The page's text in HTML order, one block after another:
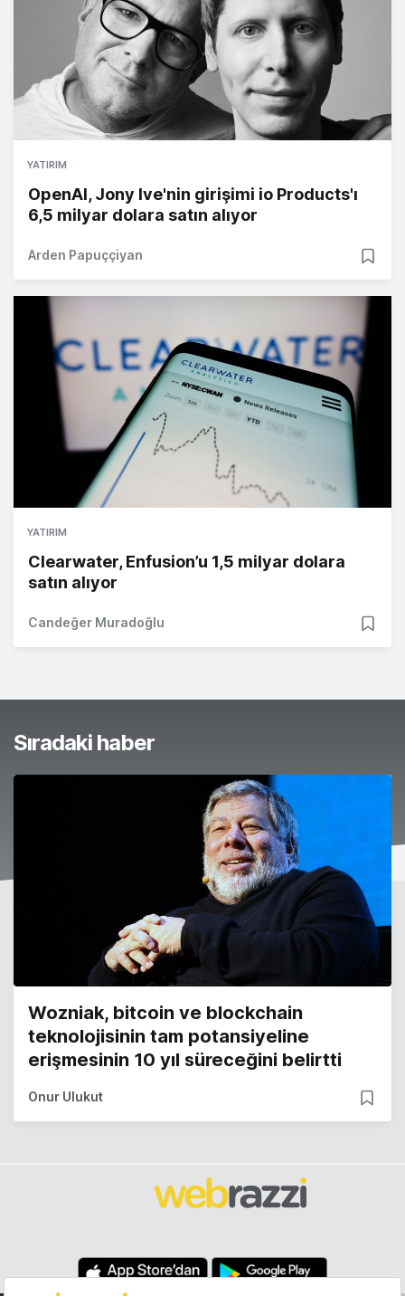
YATIRIM
OpenAI, Jony Ive'nin girişimi io Products'ı
6,5 milyar dolara satın alıyor
Arden Papuççiyan
YATIRIM
Clearwater, Enfusion’u 1,5 milyar dolara
satın alıyor
Candeğer Muradoğlu
Sıradaki haber
Wozniak, bitcoin ve blockchain
teknolojisinin tam potansiyeline
erişmesinin 10 yıl süreceğini belirtti
Onur Ulukut